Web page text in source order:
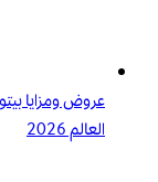
العالم 2026